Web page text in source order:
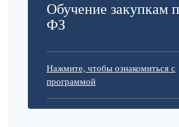
Обучение закупкам
ФЗ
Нажмите, чтобы ознакомиться с
программой